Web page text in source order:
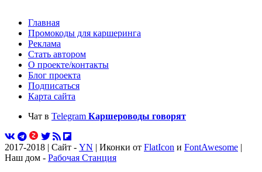
Главная
Промокоды для каршеринга
Реклама
Стать автором
О проекте/контакты
Блог проекта
Подписаться
Карта сайта
Чат в Telegram Каршероводы говорят
2017-2018 | Сайт - YN | Иконки от FlatIcon и FontAwesome |
Наш дом - Рабочая Станция